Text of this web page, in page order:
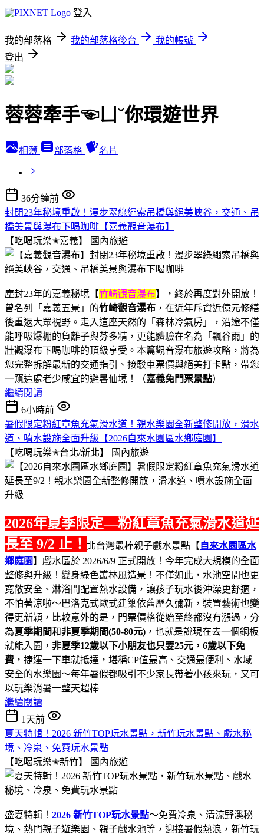
登入
我的部落格 我的部落格後台
我的帳號
登出
蓉蓉牽手☜ㄩˇ你環遊世界
相簿 部落格 名片
36分鐘前
封閉23年秘境重啟！漫步翠綠繩索吊橋與絕美峽谷，交通、吊
橋美景與瀑布下喝咖啡【嘉義觀音瀑布】
【吃喝玩樂✭嘉義】
國內旅遊
塵封23年的嘉義秘境【竹崎觀音瀑布】，終於再度對外開放！
曾名列「嘉義五景」的竹崎觀音瀑布 ，在近年斥資近億元修繕
後重返大眾視野。走入這座天然的「森林冷氣房」，沿途不僅
能呼吸爆棚的負離子與芬多精，更能體驗在名為「飄谷雨」的
壯觀瀑布下喝咖啡的頂級享受。本篇觀音瀑布旅遊攻略，將為
您完整拆解最新的交通指引、接駁車票價與絕美打卡點，帶您
一窺這處老少咸宜的避暑仙境！（嘉義免門票景點）
繼續閱讀
6小時前
暑假限定粉紅章魚充氣滑水道！親水樂園全新整修開放，滑水
道、噴水設施全面升級【2026自來水園區水鄉庭園】
【吃喝玩樂✭台北/新北】
國內旅遊
2026年夏季限定—粉紅章魚充氣滑水道延
長至 9/2 止！ 北台灣最棒親子戲水景點【 自來水園區水
鄉庭園】戲水區於 2026/6/9 正式開放！今年完成大規模的全面
整修與升級！變身綠色叢林風造景！不僅如此，水池空間也更
寬敞安全、淋浴間配置熱水設備，讓孩子玩水後沖澡更舒適，
不怕著涼啦～巴洛克式歐式建築依舊歷久彌新，裝置藝術也變
得更新穎，比較意外的是，門票價格從始至終都沒有漲過，分
為夏季期間和非夏季期間(50-80元) ，也就是說現在去一個銅板
就能入園， 非夏季12歲以下小朋友也只要25元，6歲以下免
費 ，捷運一下車就抵達，堪稱CP值最高、交通最便利、水域
安全的水樂園～每年暑假都吸引不少家長帶著小孩來玩，又可
以玩樂消暑一整天超棒
繼續閱讀
1天前
夏天特輯！2026 新竹TOP玩水景點，新竹玩水景點、戲水秘
境、冷泉、免費玩水景點
【吃喝玩樂✭新竹】
國內旅遊
盛夏特輯！ 2026 新竹TOP玩水景點～免費冷泉、清涼野溪秘
境、熱門親子遊樂園、親子戲水池等，迎接暑假熱浪，新竹玩